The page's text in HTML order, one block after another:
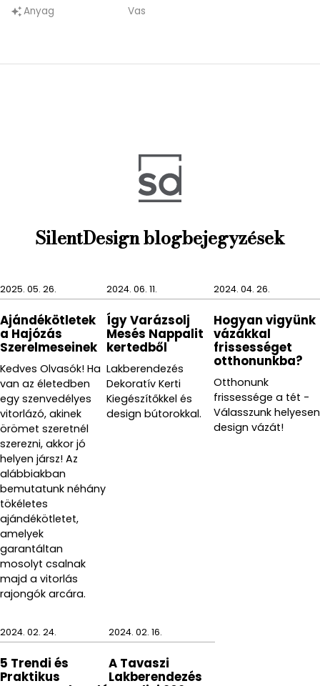
auto_awesomeAnyag Vas
SilentDesign blogbejegyzések
2025. 05. 26.
Ajándékötletek
a Hajózás
Szerelmeseinek
Kedves Olvasók! Ha
van az életedben
egy szenvedélyes
vitorlázó, akinek
örömet szeretnél
szerezni, akkor jó
helyen jársz! Az
alábbiakban
bemutatunk néhány
tökéletes
ajándékötletet,
amelyek
garantáltan
mosolyt csalnak
majd a vitorlás
rajongók arcára.
2024. 06. 11.
Így Varázsolj
Mesés Nappalit
kertedből
Lakberendezés
Dekoratív Kerti
Kiegészítőkkel és
design bútorokkal.
2024. 04. 26.
Hogyan vigyünk
vázákkal
frissességet
otthonunkba?
Otthonunk
frissessége a tét -
Válasszunk helyesen
design vázát!
2024. 02. 24.
5 Trendi és
Praktikus
2024. 02. 16.
A Tavaszi
Lakberendezés